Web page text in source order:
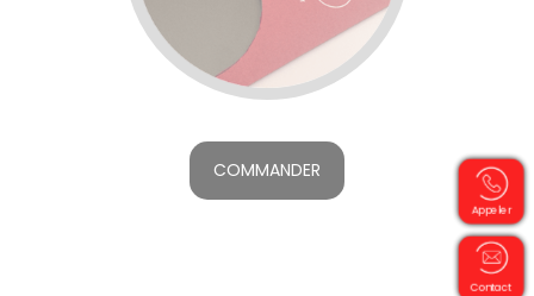
COMMANDER
Appeler
Contact